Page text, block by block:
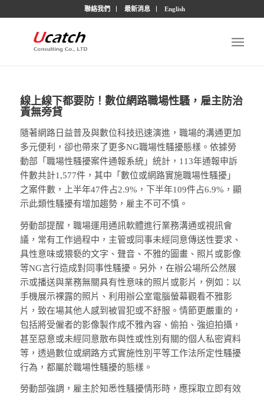
聯絡我們 最新消息 English
線上線下都要防！數位網路職場性騷，雇主防治
責無旁貸
隨著網路日益普及與數位科技迅速演進，職場的溝通更加
多元便利，卻也帶來了更多NG職場性騷擾態樣。依據勞
動部「職場性騷擾案件通報系統」統計，113年通報申訴
件數共計1,577件，其中「數位或網路實施職場性騷擾」
之案件數，上半年47件占2.9%，下半年109件占6.9%，顯
示此類性騷擾有增加趨勢，雇主不可不慎。
勞動部提醒，職場運用通訊軟體進行業務溝通或視訊會
議，常有工作過程中，主管或同事未經同意傳送性要求、
具性意味或猥褻的文字、聲音、不雅的圖畫、照片或影像
等NG言行造成對同事性騷擾。另外，在辦公場所公然展
示或播送與業務無關具有性意味的照片或影片，例如：以
手機展示裸露的照片、利用辦公室電腦螢幕觀看不雅影
片，致在場其他人感到被冒犯或不舒服。情節更嚴重的，
包括將受僱者的影像製作成不雅內容、偷拍、強迫拍攝，
甚至惡意或未經同意散布與性或性別有關的個人私密資料
等，透過數位或網路方式實施性別平等工作法所定性騷擾
行為，都屬於職場性騷擾的態樣。
勞動部強調，雇主於知悉性騷擾情形時，應採取立即有效